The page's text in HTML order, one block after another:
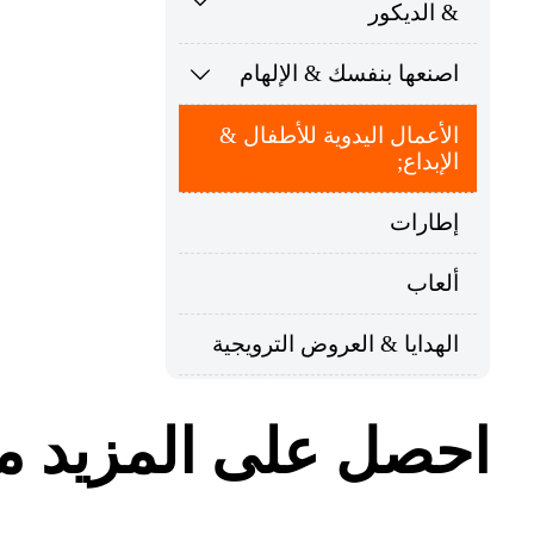
& الديكور
اصنعها بنفسك & الإلهام 
الأعمال اليدوية للأطفال &
الإبداع;
إطارات
ألعاب
الهدايا & العروض الترويجية
احصل على المزيد